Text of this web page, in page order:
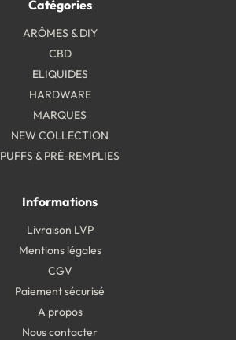
Catégories
ARÔMES & DIY
CBD
ELIQUIDES
HARDWARE
MARQUES
NEW COLLECTION
PUFFS & PRÉ-REMPLIES
Informations
Livraison LVP
Mentions légales
CGV
Paiement sécurisé
A propos
Nous contacter